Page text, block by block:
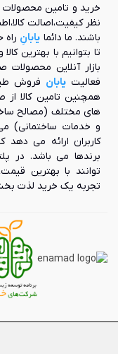
خرید و تامین محصولات
نظر کیفیت،اصالت
باشند. ما دائما یابانِ
تا بتوانیم با بهترین
فعالیتیابان فروش
همچنین تامین کالا از
های مختلف (مصالح
و خدمات ساختمانی)
کاربران ارائه می
برندها می باشد. در
توانند با بهترین
تجربه یک خرید لذت